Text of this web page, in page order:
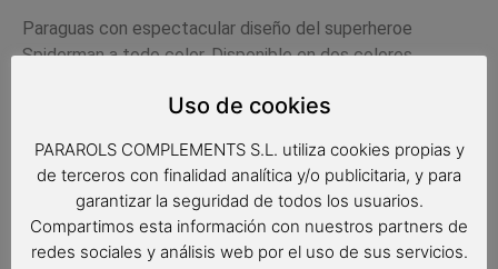
Paraguas con espectacular diseño del superheroe
Spiderman a todo color. Disponible en dos colores.
Medidas:
Radio: 49 cm.
Diámetro: 80 cm.
Uso de cookies
PARAROLS COMPLEMENTS S.L. utiliza cookies propias y
de terceros con finalidad analítica y/o publicitaria, y para
garantizar la seguridad de todos los usuarios.
Compartimos esta información con nuestros partners de
redes sociales y análisis web por el uso de sus servicios.